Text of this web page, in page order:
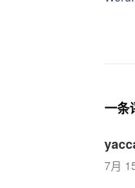
口
中
）
一条
7月